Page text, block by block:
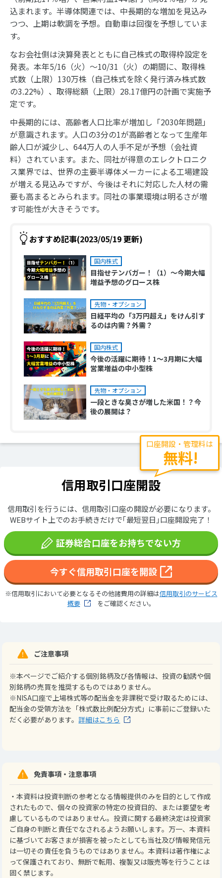
込まれます。半導体関連では、中長期的な増加を見込み
つつ、上期は軟調を予想。自動車は回復を予想していま
す。
なお会社側は決算発表とともに自己株式の取得枠設定を
発表。本年5/16（火）～10/31（火）の期間に、取得株
式数（上限）130万株（自己株式を除く発行済み株式数
の3.22%）、取得総額（上限）28.17億円の計画で実施予
定です。
中長期的には、高齢者人口比率が増加し「2030年問題」
が意識されます。人口の3分の1が高齢者となって生産年
齢人口が減少し、644万人の人手不足が予想（会社資
料）されています。また、同社が得意のエレクトロニク
ス業界では、世界の主要半導体メーカーによる工場建設
が増える見込みですが、今後はそれに対応した人材の需
要も高まるとみられます。同社の事業環境は明るさが増
す可能性が大きそうです。
おすすめ記事(2023/05/19 更新)
国内株式
目指せテンバガー！（1）～今期大幅
増益予想のグロース株
先物・オプション
日経平均の「3万円超え」をけん引す
るのは内需？外需？
国内株式
今後の活躍に期待！1～3月期に大幅
営業増益の中小型株
先物・オプション
一段ときな臭さが増した米国！？今
後の展開は？
口座開設・管理料は
無料!
信用取引口座開設
信用取引を行うには、信用取引口座の開設が必要になります。
WEBサイト上でのお手続きだけで｢最短翌日｣口座開設完了！
証券総合口座をお持ちでない方
今すぐ信用取引口座を開設
※信用取引において必要となるその他諸費用の詳細は信用取引のサービス
概要
をご確認ください。
ご注意事項
※本ページでご紹介する個別銘柄及び各情報は、投資の勧誘や個
別銘柄の売買を推奨するものではありません。
※NISA口座で上場株式等の配当金を非課税で受け取るためには、
配当金の受領方法を「株式数比例配分方式」に事前にご登録いた
だく必要があります。詳細はこちら
免責事項・注意事項
・本資料は投資判断の参考となる情報提供のみを目的として作成
されたもので、個々の投資家の特定の投資目的、または要望を考
慮しているものではありません。投資に関する最終決定は投資家
ご自身の判断と責任でなされるようお願いします。万一、本資料
に基づいてお客さまが損害を被ったとしても当社及び情報発信元
は一切その責任を負うものではありません。本資料は著作権によ
って保護されており、無断で転用、複製又は販売等を行うことは
固く禁じます。